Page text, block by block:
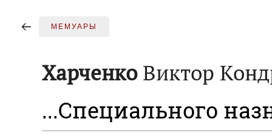
МЕМУАРЫ
ХарченкоВиктор
...Специального